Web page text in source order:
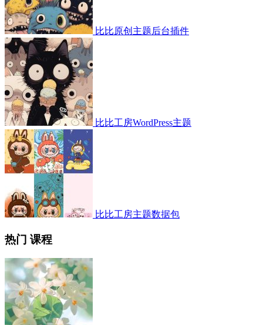
比比原创主题后台插件
比比工房WordPress主题
比比工房主题数据包
热门 课程